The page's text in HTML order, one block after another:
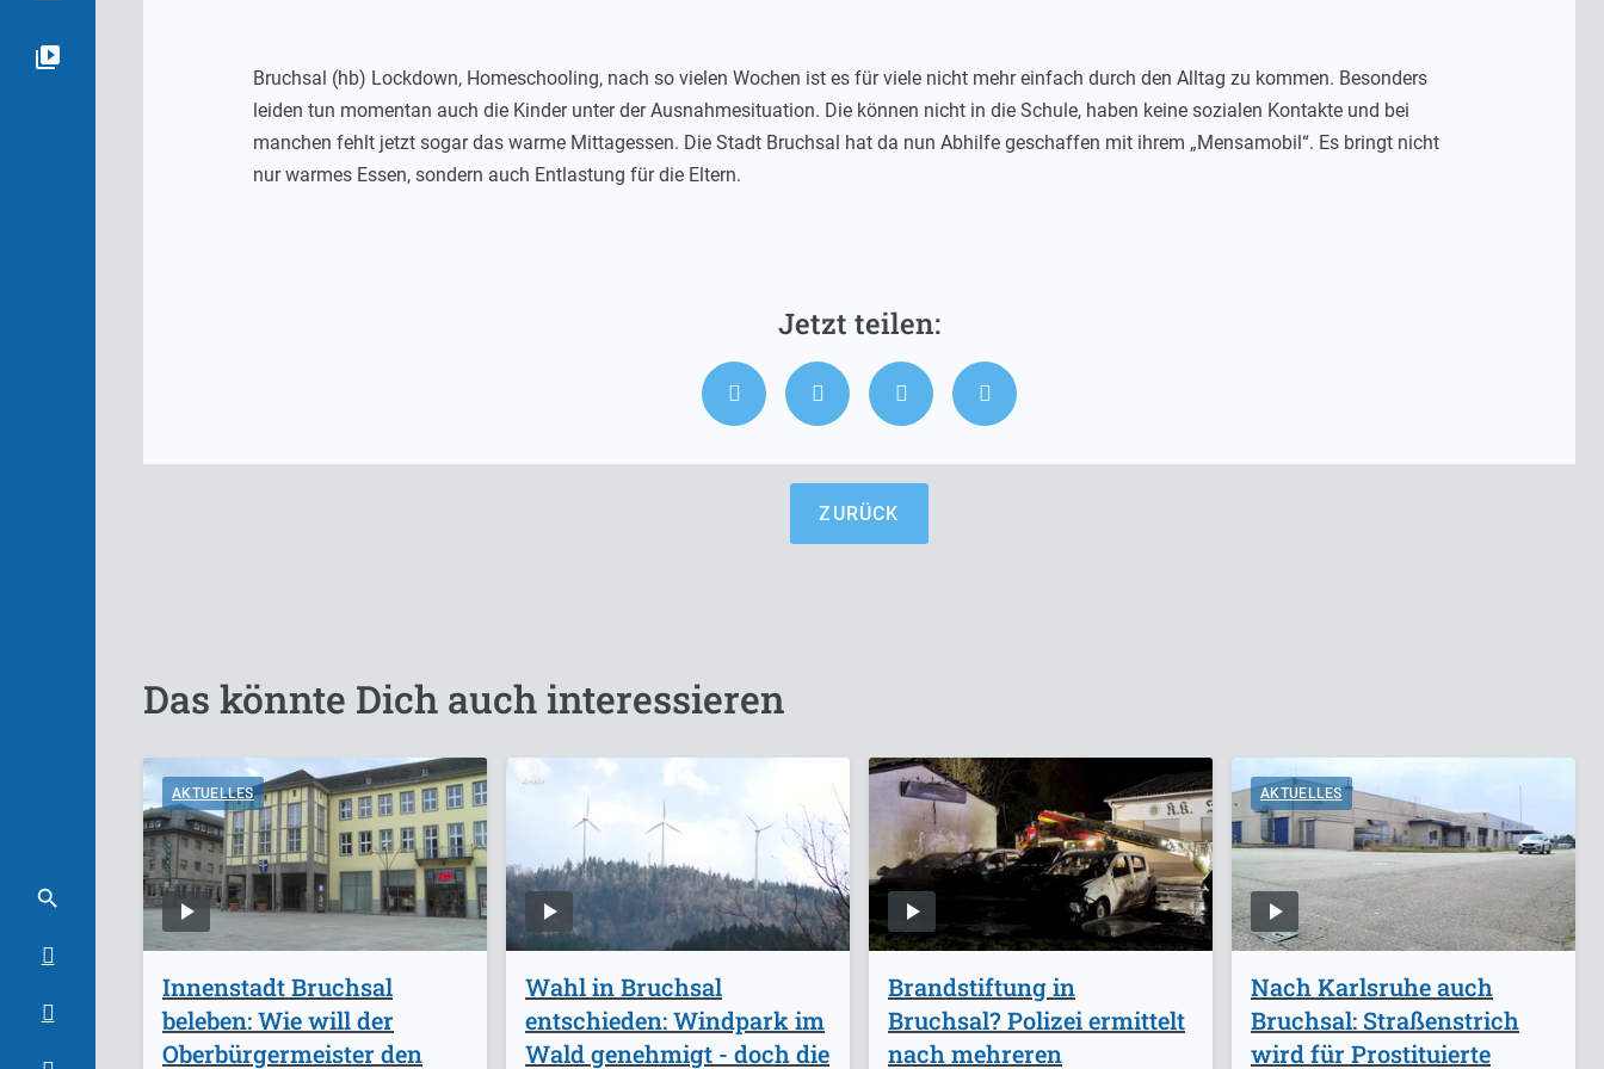
Bruchsal (hb) Lockdown, Homeschooling, nach so vielen Wochen ist es für viele nicht mehr einfach durch den Alltag zu kommen. Besonders
leiden tun momentan auch die Kinder unter der Ausnahmesituation. Die können nicht in die Schule, haben keine sozialen Kontakte und bei
manchen fehlt jetzt sogar das warme Mittagessen. Die Stadt Bruchsal hat da nun Abhilfe geschaffen mit ihrem „Mensamobil“. Es bringt nicht
nur warmes Essen, sondern auch Entlastung für die Eltern.
ZURÜCK
Das könnte Dich auch interessieren
AKTUELLES
Innenstadt Bruchsal
beleben: Wie will der
Oberbürgermeister den
Wahl in Bruchsal
entschieden: Windpark im
Wald genehmigt - doch die
Brandstiftung in
Bruchsal? Polizei ermittelt
nach mehreren
AKTUELLES
Nach Karlsruhe auch
Bruchsal: Straßenstrich
wird für Prostituierte